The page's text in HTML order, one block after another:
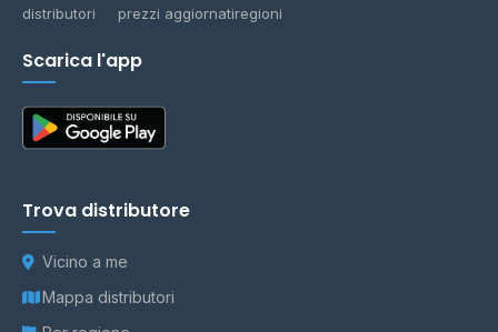
distributori prezzi aggiornatiregioni
Scarica l'app
Trova distributore
Vicino a me
Mappa distributori